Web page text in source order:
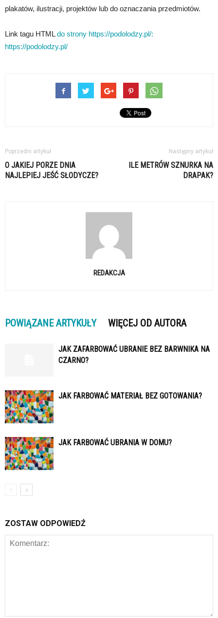
plakatów, ilustracji, projektów lub do oznaczania przedmiotów.
Link tagu HTMLdo strony https://podolodzy.pl/:
https://podolodzy.pl/
Poprzedni artykuł
O JAKIEJ PORZE DNIA
NAJLEPIEJ JEŚĆ SŁODYCZE?
Następny artykuł
ILE METRÓW SZNURKA NA
DRAPAK?
REDAKCJA
POWIĄZANE ARTYKUŁY WIĘCEJ OD AUTORA
JAK ZAFARBOWAĆ UBRANIE BEZ BARWNIKA NA
CZARNO?
JAK FARBOWAĆ MATERIAŁ BEZ GOTOWANIA?
JAK FARBOWAĆ UBRANIA W DOMU?
ZOSTAW ODPOWIEDŹ